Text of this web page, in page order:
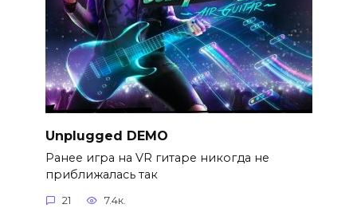
Unplugged DEMO
Ранее игра на VR гитаре никогда не
приближалась так
21 7.4к.